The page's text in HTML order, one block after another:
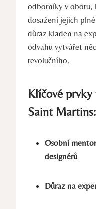
odborníky v oboru,
dosažení jejich
důraz kladen na
odvahu vytvářet
‍revolučního.
Klíčové prvky
Saint Martins:
Osobní
designérů
Důraz na